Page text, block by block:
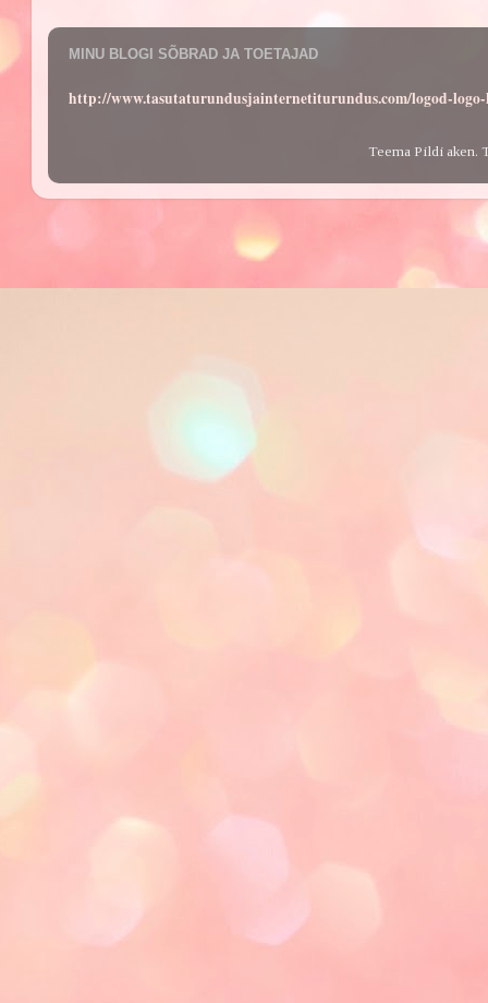
MINU BLOGI SÕBRAD JA TOETAJAD
http://www.tasutaturundusjainternetiturundus.com/logod-
Teema Pildi aken.